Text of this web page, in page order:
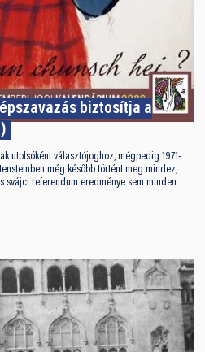
biztosítja a
utolsóként választójoghoz, mégpedig 1971-
még később történt meg mindez,
svájci referendum eredménye sem minden